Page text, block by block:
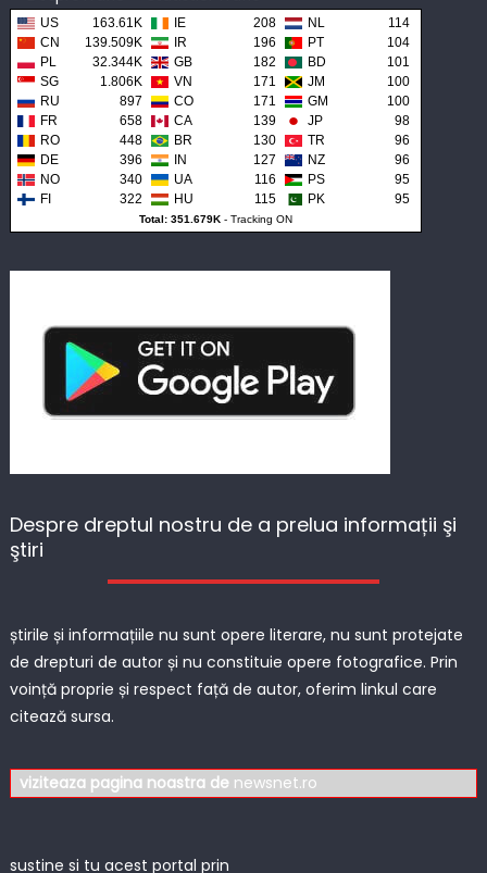
US 163.61K IE 208 NL
114
CN
139.509K IR 196 PT
104
PL
32.344K GB 182 BD
101
SG
1.806K VN 171 JM
100
RU
897 CO 171 GM
100
FR
658 CA 139 JP
98
RO
448 BR 130 TR
96
DE
396 IN 127 NZ
96
NO
340 UA 116 PS
95
FI
322 HU 115 PK 95
Total: 351.679K- Tracking ON
Despre dreptul nostru de a prelua informații şi
ştiri
știrile și informațiile nu sunt opere literare, nu sunt protejate
de drepturi de autor și nu constituie opere fotografice. Prin
voință proprie și respect față de autor, oferim linkul care
citează sursa.
viziteaza pagina noastra de newsnet.ro
sustine si tu acest portal prin